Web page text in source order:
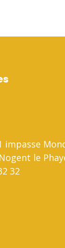
impasse
le
32